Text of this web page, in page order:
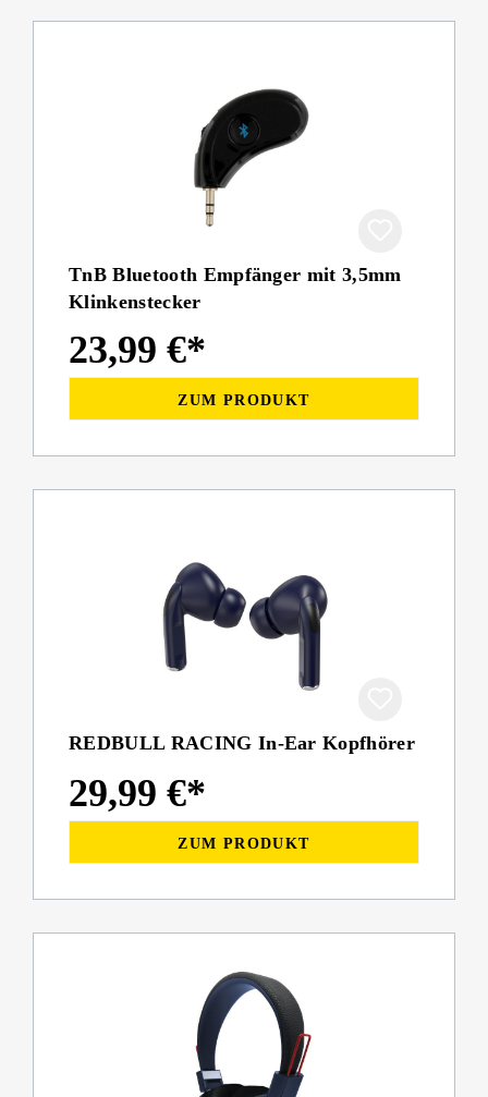
TnB Bluetooth Empfänger mit 3,5mm
Klinkenstecker
23,99 €*
ZUM PRODUKT
REDBULL RACING In-Ear Kopfhörer
29,99 €*
ZUM PRODUKT